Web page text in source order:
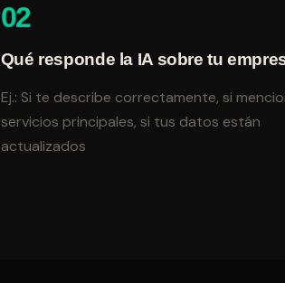
02
Qué responde la IA sobre tu
Ej.: Si te describe correctamente, si
servicios principales, si tus datos están
actualizados